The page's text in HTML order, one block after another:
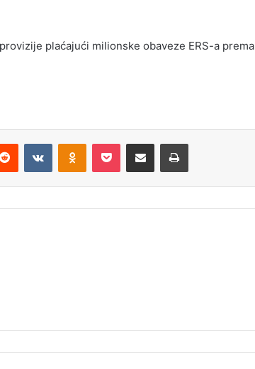
plaćajući milionske obaveze ERS-a prema